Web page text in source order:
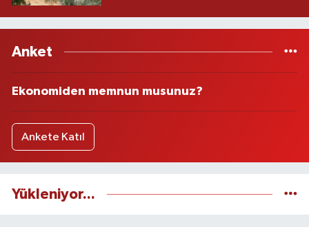
Anket
Ekonomiden memnun musunuz?
Ankete Katıl
Yükleniyor...